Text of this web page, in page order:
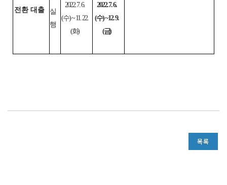
전환 대출
실
행
2022. 7. 6.
(수) ~ 11. 22.
(화)
2022. 7. 6.
(수) ~ 12. 9.
(금)
목록